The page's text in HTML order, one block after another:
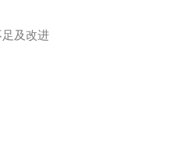
及改进